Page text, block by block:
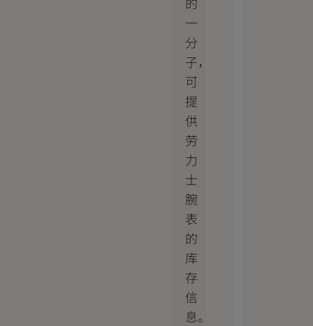
一
分
子，
可
提
供
劳
力
士
腕
表
的
库
存
信
息。